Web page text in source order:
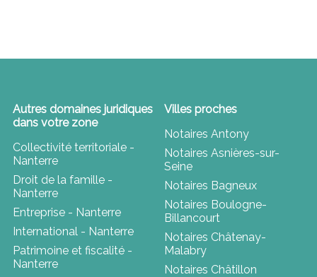
Autres domaines juridiques
dans votre zone
Collectivité territoriale -
Nanterre
Droit de la famille -
Nanterre
Entreprise - Nanterre
International - Nanterre
Patrimoine et fiscalité -
Nanterre
Villes proches
Notaires Antony
Notaires Asnières-sur-
Seine
Notaires Bagneux
Notaires Boulogne-
Billancourt
Notaires Châtenay-
Malabry
Notaires Châtillon